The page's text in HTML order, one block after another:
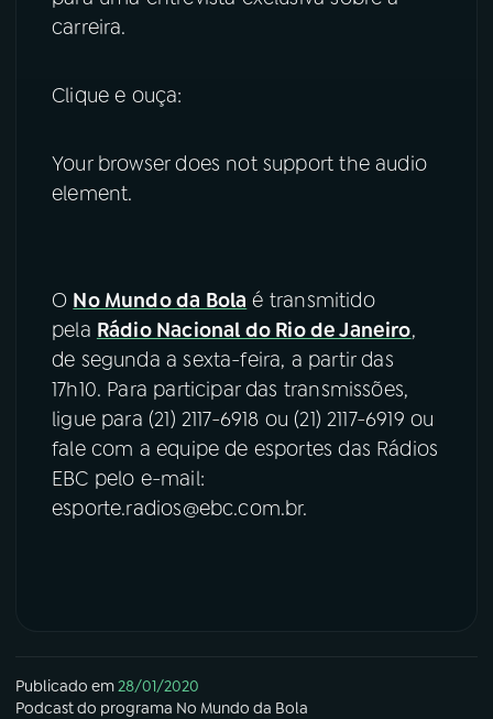
carreira.
Clique e ouça:
Your browser does not support the audio
element.
O No Mundo da Bola é transmitido
pela Rádio Nacional do Rio de Janeiro,
de segunda a sexta-feira, a partir das
17h10. Para participar das transmissões,
ligue para (21) 2117-6918 ou (21) 2117-6919 ou
fale com a equipe de esportes das Rádios
EBC pelo e-mail:
esporte.radios@ebc.com.br.
Publicado em28/01/2020
Podcastdo programa No Mundo da Bola